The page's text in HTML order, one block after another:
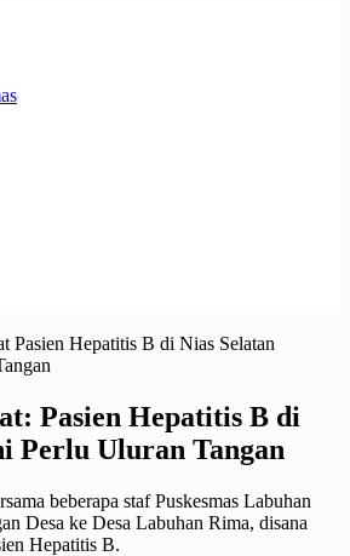
Pasien Hepatitis B di
Perlu Uluran Tangan
beberapa staf Puskesmas Labuhan
Desa ke Desa Labuhan Rima, disana
Hepatitis B.